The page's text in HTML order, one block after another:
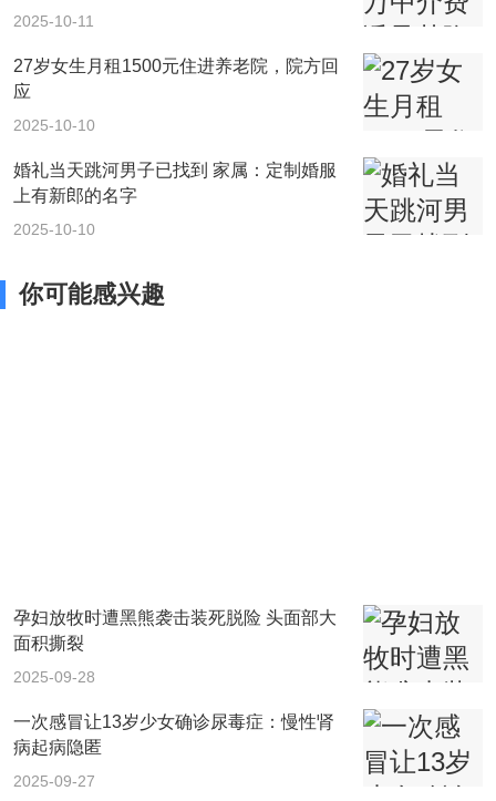
2025-10-11
27岁女生月租1500元住进养老院，院方回
应
2025-10-10
婚礼当天跳河男子已找到 家属：定制婚服
上有新郎的名字
2025-10-10
你可能感兴趣
孕妇放牧时遭黑熊袭击装死脱险 头面部大
面积撕裂
2025-09-28
一次感冒让13岁少女确诊尿毒症：慢性肾
病起病隐匿
2025-09-27